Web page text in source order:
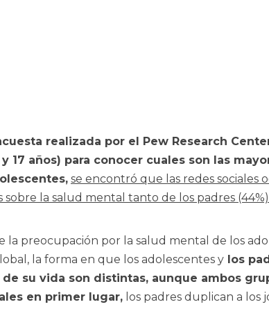
realizada por el Pew Research
17 años) para conocer cuales son las
se encontró que las redes sociales
la salud mental tanto de los padres
preocupación por la salud mental de los
la forma en que los adolescentes y los
su vida son distintas, aunque ambos
en primer lugar, los padres duplican a los